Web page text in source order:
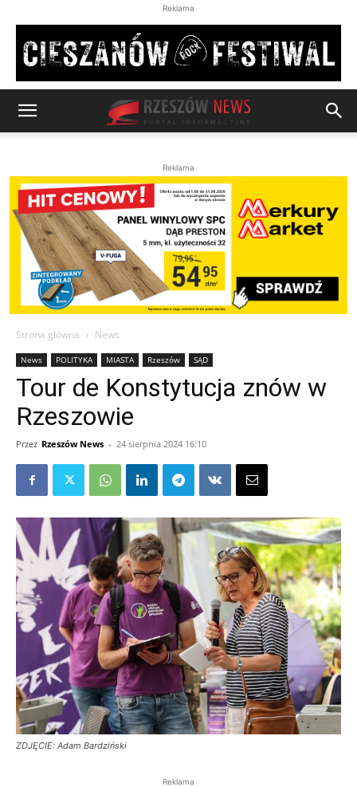
Reklama
Reklama
Strona główna News
News POLITYKA MIASTA Rzeszów SĄD
Tour de Konstytucja znów w
Rzeszowie
Przez Rzeszów News - 24 sierpnia 2024 16:10
ZDJĘCIE: Adam Bardziński
Reklama